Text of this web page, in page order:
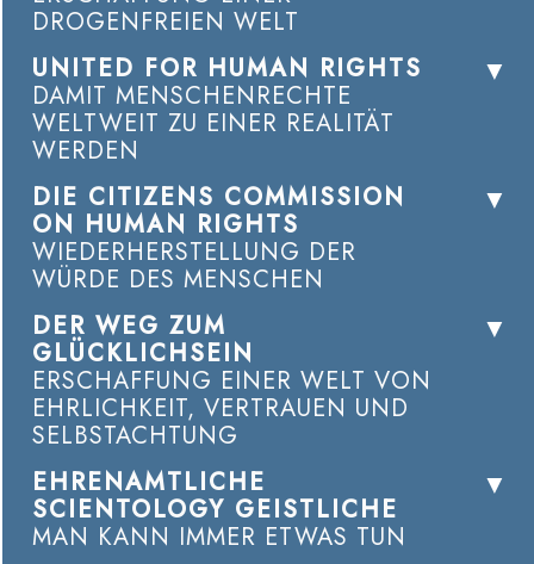
DROGENFREIEN WELT
UNITED FOR HUMAN RIGHTS
DAMIT MENSCHENRECHTE
WELTWEIT ZU EINER REALITÄT
WERDEN
DIE CITIZENS COMMISSION
ON HUMAN RIGHTS
WIEDERHERSTELLUNG DER
WÜRDE DES MENSCHEN
DER WEG ZUM
GLÜCKLICHSEIN
ERSCHAFFUNG EINER WELT VON
EHRLICHKEIT, VERTRAUEN UND
SELBSTACHTUNG
EHRENAMTLICHE
SCIENTOLOGY GEISTLICHE
MAN KANN IMMER ETWAS TUN